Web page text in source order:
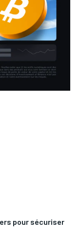
pour sécuriser